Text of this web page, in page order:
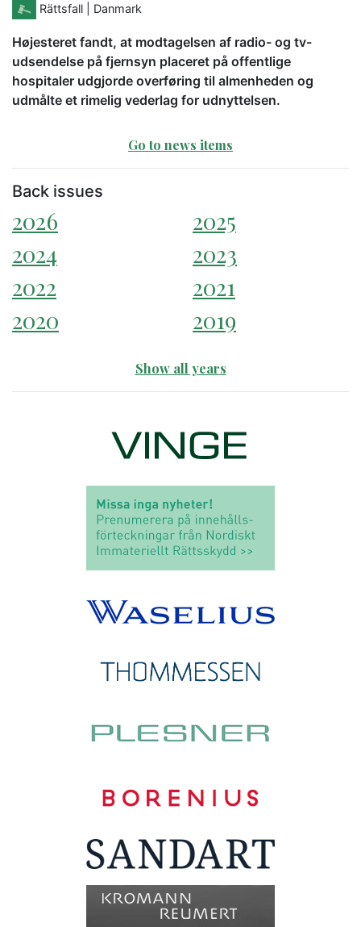
Rättsfall | Danmark
Højesteret fandt, at modtagelsen af radio- og tv-
udsendelse på fjernsyn placeret på offentlige
hospitaler udgjorde overføring til almenheden og
udmålte et rimelig vederlag for udnyttelsen.
Go to news items
Back issues
2026
2025
2024
2023
2022
2021
2020
2019
Show all years